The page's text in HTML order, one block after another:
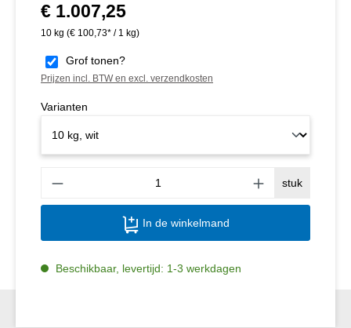
Normale prijs:
€ 1.007,25
10 kg (€ 100,73* / 1 kg)
Grof tonen?
Prijzen incl. BTW en excl. verzendkosten
Varianten
stuk
In de winkelmand
Beschikbaar, levertijd: 1-3 werkdagen